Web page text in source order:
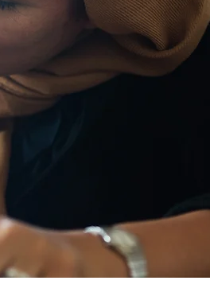
L’accompagnement et la
contribuent grandement
être mental, en ce sens qu’elles
un soutien et un sentiment
Cela est
importan